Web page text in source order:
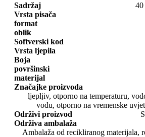
Sadržaj
40
Vrsta pisača
format
oblik
Softverski kod
Vrsta ljepila
Boja
površinski
materijal
Značajke proizvoda
ljepljiv, otporno na temperaturu,
vodu, otporno na vremenske
Održivi proizvod
Održiva ambalaža
Ambalaža od recikliranog materijala,